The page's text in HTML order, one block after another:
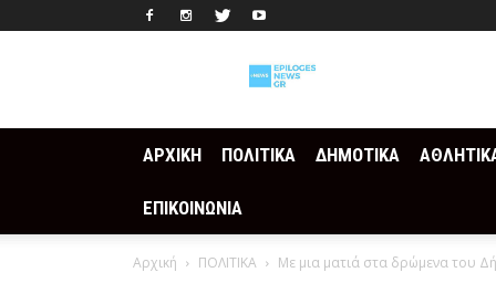
ΑΡΧΙΚΗ ΠΟΛΙΤΙΚΑ ΔΗΜΟΤΙΚΑ
ΕΠΙΚΟΙΝΩΝΙΑ
Αρχική ΠΟΛΙΤΙΚΑ Με μια ματιά στα δρώμενα του